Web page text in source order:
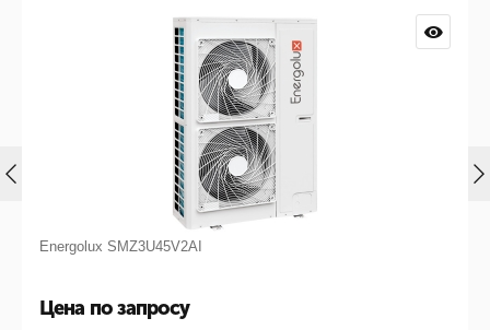
Energolux SMZ3U45V2AI
Цена по запросу